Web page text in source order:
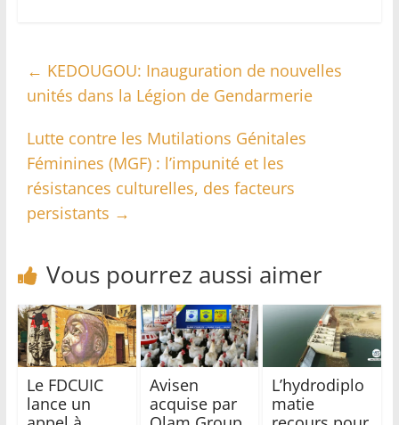
← KEDOUGOU: Inauguration de nouvelles
unités dans la Légion de Gendarmerie
Lutte contre les Mutilations Génitales
Féminines (MGF) : l’impunité et les
résistances culturelles, des facteurs
persistants →
Vous pourrez aussi aimer
Le FDCUIC
lance un
Avisen
acquise par
L’hydrodiplo
matie